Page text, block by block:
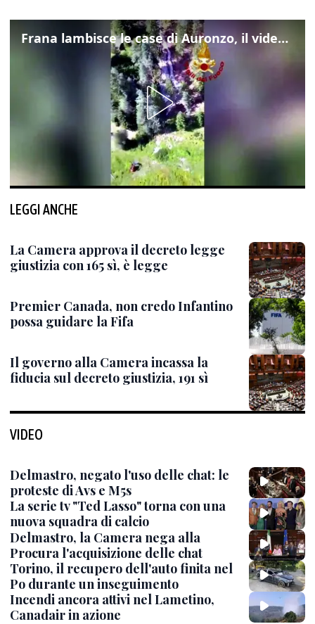
Frana lambisce le case di Auronzo, il video dall'elicottero dei vigili del fuoco
LEGGI ANCHE
La Camera approva il decreto legge
giustizia con 165 sì, è legge
Premier Canada, non credo Infantino
possa guidare la Fifa
Il governo alla Camera incassa la
fiducia sul decreto giustizia, 191 sì
VIDEO
Delmastro, negato l'uso delle chat: le
proteste di Avs e M5s
La serie tv "Ted Lasso" torna con una
nuova squadra di calcio
Delmastro, la Camera nega alla
Procura l'acquisizione delle chat
Torino, il recupero dell'auto finita nel
Po durante un inseguimento
Incendi ancora attivi nel Lametino,
Canadair in azione